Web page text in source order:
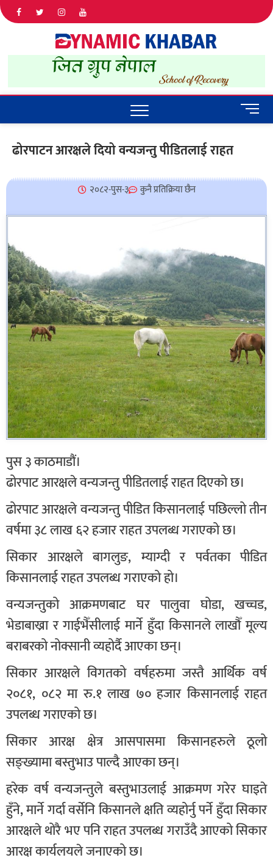
IN NEPAL
M
e
u
o
ढोरपाटन आरक्षले दियो वन्यजन्तु पीडितलाई राहत
२०८२-पुस-३ कुनै प्रतिक्रिया छैन
पुस ३ काठमाडौं।
ढोरपाट आरक्षले वन्यजन्तु पीडितलाई राहत दिएको छ।
ढोरपाट आरक्षले वन्यजन्तु पीडित किसानलाई पछिल्लो तीन
वर्षमा ३८ लाख ६२ हजार राहत उपलब्ध गराएको छ।
सिकार आरक्षले बागलुङ, म्याग्दी र पर्वतका पीडित
किसानलाई राहत उपलब्ध गराएको हो।
वन्यजन्तुको आक्रमणबाट घर पालुवा घोडा, खच्चड,
भेडाबाख्रा र गाईभैँसीलाई मार्ने हुँदा किसानले लाखौँ मूल्य
बराबरको नोक्सानी व्यहोर्दै आएका छन्।
सिकार आरक्षले विगतको वर्षहरुमा जस्तै आर्थिक वर्ष
२०८१, ०८२ मा रु.१ लाख ७० हजार किसानलाई राहत
उपलब्ध गराएको छ।
सिकार आरक्ष क्षेत्र आसपासमा किसानहरुले ठूलो
सङ्ख्यामा बस्तुभाउ पाल्दै आएका छन्।
हरेक वर्ष वन्यजन्तुले बस्तुभाउलाई आक्रमण गरेर घाइते
हुँने, मार्ने गर्दा वर्सेनि किसानले क्षति व्यहोर्नु पर्ने हुँदा सिकार
आरक्षले थोरै भए पनि राहत उपलब्ध गराउँदै आएको सिकार
आरक्ष कार्यलयले जनाएको छ।